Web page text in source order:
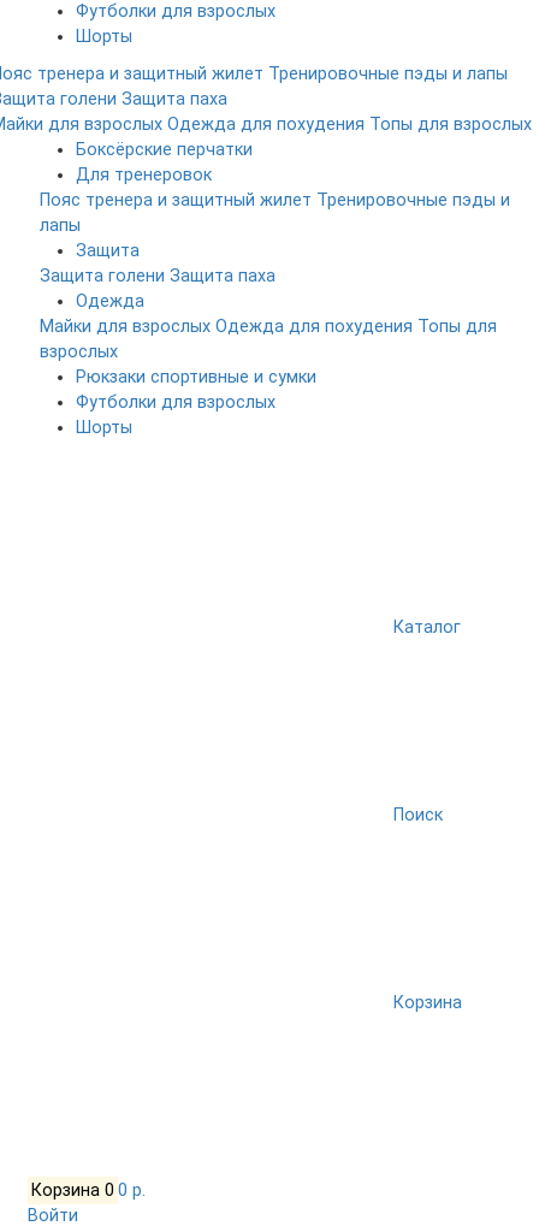
Футболки для взрослых
Шорты
тренера и защитный жилет Тренировочные пэды и лапы
голени Защита паха
для взрослых Одежда для похудения Топы для взрослых
Боксёрские перчатки
Для тренеровок
Пояс тренера и защитный жилет Тренировочные пэды и
лапы
Защита
Защита голени Защита паха
Одежда
Майки для взрослых Одежда для похудения Топы для
взрослых
Рюкзаки спортивные и сумки
Футболки для взрослых
Шорты
Каталог
Поиск
Корзина
Корзина 0 0 р.
Войти